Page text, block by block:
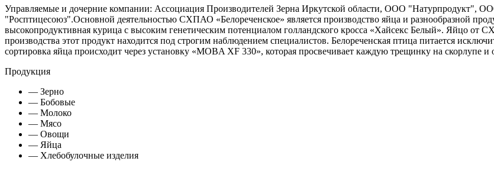
Управляемые и дочерние компании: Ассоциация Производителей Зерна Иркутской области, ООО
"Росптицесоюз".Основной деятельностью СХПАО «Белореченское» является производство яйца и разнообразной
высокопродуктивная курица с высоким генетическим потенциалом голландского кросса «Хайсекс Белый». Яйцо от
производства этот продукт находится под строгим наблюдением специалистов. Белореченская птица питается
сортировка яйца происходит через установку «MOBA XF 330», которая просвечивает каждую трещинку на скорлупе
Продукция
— Зерно
— Бобовые
— Молоко
— Мясо
— Овощи
— Яйца
— Хлебобулочные изделия